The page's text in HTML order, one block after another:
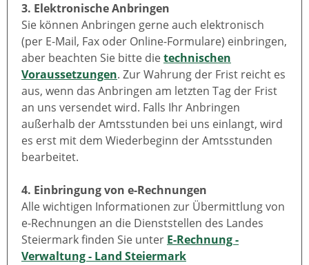
3. Elektronische Anbringen
Sie können Anbringen gerne auch elektronisch
(per E-Mail, Fax oder Online-Formulare) einbringen,
aber beachten Sie bitte dietechnischen
Voraussetzungen. Zur Wahrung der Frist reicht es
aus, wenn das Anbringen am letzten Tag der Frist
an uns versendet wird. Falls Ihr Anbringen
außerhalb der Amtsstunden bei uns einlangt, wird
es erst mit dem Wiederbeginn der Amtsstunden
bearbeitet.
4. Einbringung von e-Rechnungen
Alle wichtigen Informationen zur Übermittlung von
e-Rechnungen an die Dienststellen des Landes
Steiermark finden Sie unter E-Rechnung -
Verwaltung - Land Steiermark